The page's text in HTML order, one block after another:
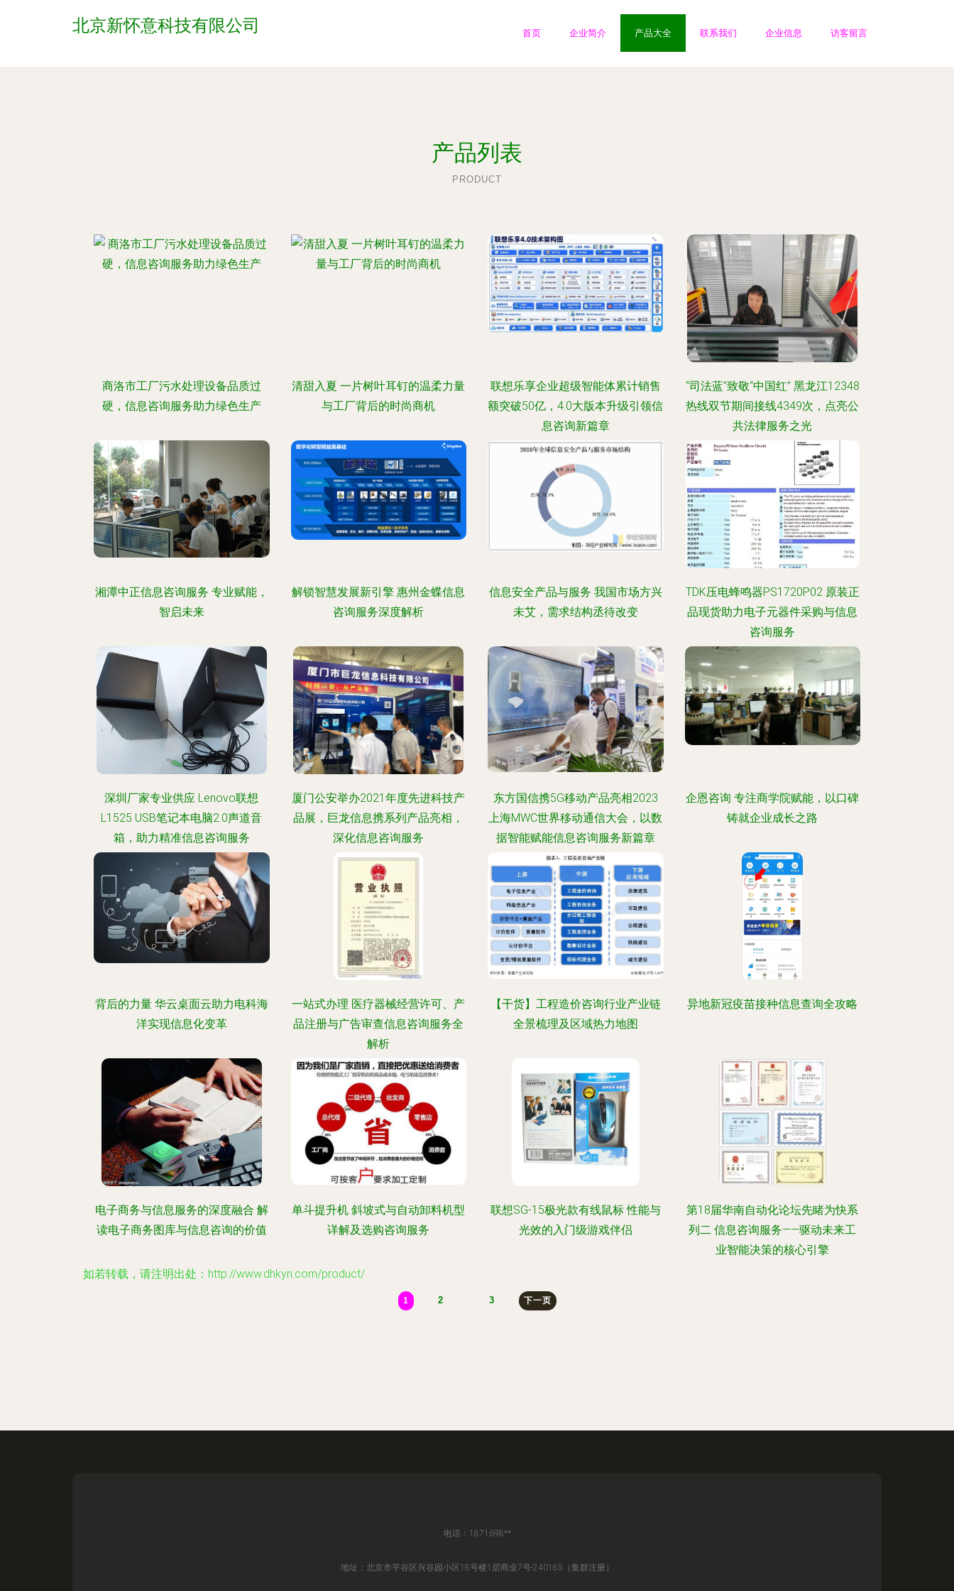
北京新怀意科技有限公司 首页 企业简介 产品大全 联系我们 企业信息 访客留言
产品列表
PRODUCT
商洛市工厂污水处理设备品质过
硬，信息咨询服务助力绿色生产
清甜入夏 一片树叶耳钉的温柔力量
与工厂背后的时尚商机
联想乐享企业超级智能体累计销售
额突破50亿，4.0大版本升级引领信
息咨询新篇章
“司法蓝”致敬“中国红” 黑龙江12348
热线双节期间接线4349次，点亮公
共法律服务之光
湘潭中正信息咨询服务 专业赋能，
智启未来
解锁智慧发展新引擎 惠州金蝶信息
咨询服务深度解析
信息安全产品与服务 我国市场方兴
未艾，需求结构丞待改变
TDK压电蜂鸣器PS1720P02 原装正
品现货助力电子元器件采购与信息
咨询服务
深圳厂家专业供应 Lenovo联想
L1525 USB笔记本电脑2.0声道音
箱，助力精准信息咨询服务
厦门公安举办2021年度先进科技产
品展，巨龙信息携系列产品亮相，
深化信息咨询服务
东方国信携5G移动产品亮相2023
上海MWC世界移动通信大会，以数
据智能赋能信息咨询服务新篇章
企恩咨询 专注商学院赋能，以口碑
铸就企业成长之路
背后的力量 华云桌面云助力电科海
洋实现信息化变革
一站式办理 医疗器械经营许可、产
品注册与广告审查信息咨询服务全
解析
【干货】工程造价咨询行业产业链
全景梳理及区域热力地图
异地新冠疫苗接种信息查询全攻略
电子商务与信息服务的深度融合 解
读电子商务图库与信息咨询的价值
单斗提升机 斜坡式与自动卸料机型
详解及选购咨询服务
联想SG-15极光款有线鼠标 性能与
光效的入门级游戏伴侣
第18届华南自动化论坛先睹为快系
列二 信息咨询服务——驱动未来工
业智能决策的核心引擎
如若转载，请注明出处：http://www.dhkyn.com/product/
1 2 3 下一页
电话：1871698**
地址：北京市平谷区兴谷园小区18号楼1层商业7号-240185（集群注册）